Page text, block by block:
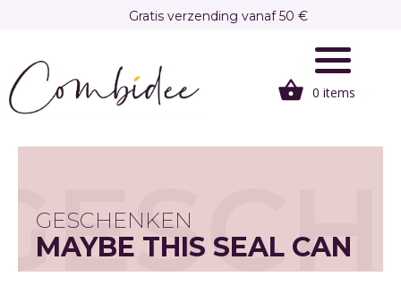
inhoud
gaan
Gratis verzending vanaf 50 €
0 items
GESCHENKEN
MAYBE THIS SEAL CAN